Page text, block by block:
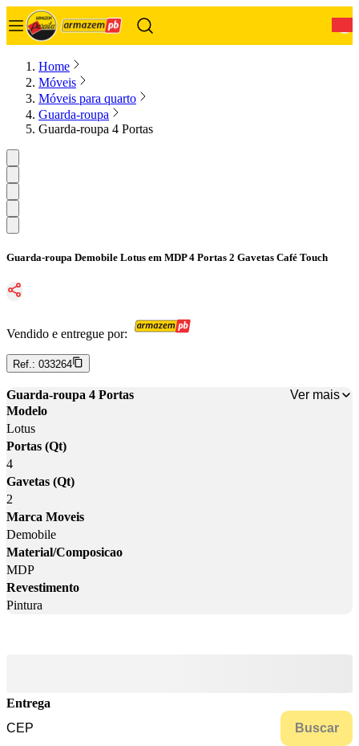
Home
Móveis
Móveis para quarto
Guarda-roupa
Guarda-roupa 4 Portas
Guarda-roupa Demobile Lotus em MDP 4 Portas 2 Gavetas Café Touch
Vendido e entregue por:
Ref.: 033264
Guarda-roupa 4 Portas
Ver mais
Modelo
Lotus
Portas (Qt)
4
Gavetas (Qt)
2
Marca Moveis
Demobile
Material/Composicao
MDP
Revestimento
Pintura
Entrega
Buscar